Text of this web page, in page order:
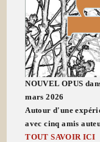
NOUVEL OPUS
mars 2026
Autour d'une
avec cinq amis
TOUT SAVOIR ICI